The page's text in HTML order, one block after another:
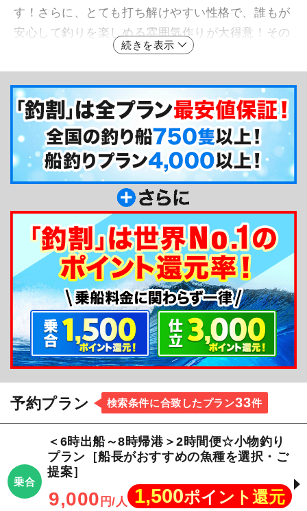
す！さらに、とても打ち解けやすい性格で、誰もが
安心して釣りを楽しめる雰囲気作りが大得意！その
ため、PLAYFUL FISHINGへ訪れるお客さんの5割が
なんと釣り未経験で、女性やお子さんのファンも多
いそうです！どんな釣りものにもオールジャンル対
応可能なので、リクエストがあればどんどん相談し
ちゃいましょう☆広くてスピードの速い快適な2号
艇も希望があれば乗船可能です♪ご予約時に、気軽
にご相談ください☆
釣り船からのメッセージ
より釣りを身近に感じてもらえるように、希望が
あれば出船前に釣りのレクチャーをやっています。
また、釣り道具を持っていなくても気軽に楽しめる
ように竿・リールセット、ルアーなどのレンタル品
を充実させて、他にもルアーや仕掛けの販売も行っ
ています。自慢できるポイントは、なんと言っても
『ゆるさ』です。枠にハマらない釣り本来の魅力
を、初心者・経験者、老若男女問わずお届けしてい
ます！
当日の釣り方や狙う魚、出船時間などの釣りプラン
の詳細は、お席の確保後にお話し合いをして決めて
いきましょう！
続きを表示
予約プラン 検索条件に合致したプラン33件
乗合
＜6時出船～8時帰港＞2時間便☆小物釣り
プラン［船長がおすすめの魚種を選択・ご
提案］
9,000 円/人 1,500ポイント還元